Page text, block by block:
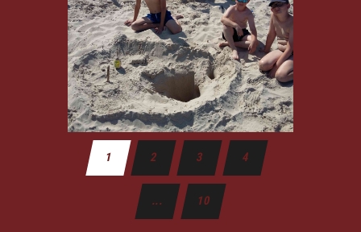
1 2 3 4
... 10